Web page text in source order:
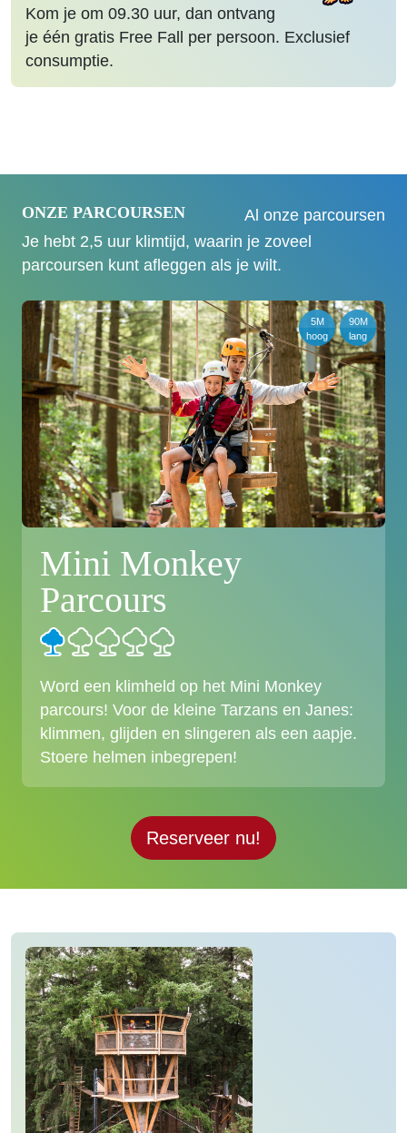
Kom je om 09.30 uur, dan ontvang
je één gratis Free Fall per persoon. Exclusief
consumptie.
Al onze parcoursen
ONZE PARCOURSEN
Je hebt 2,5 uur klimtijd, waarin je zoveel
parcoursen kunt afleggen als je wilt.
5M
hoog
90M
lang
Mini Monkey
Parcours
Word een klimheld op het Mini Monkey
parcours! Voor de kleine Tarzans en Janes:
klimmen, glijden en slingeren als een aapje.
Stoere helmen inbegrepen!
Reserveer nu!